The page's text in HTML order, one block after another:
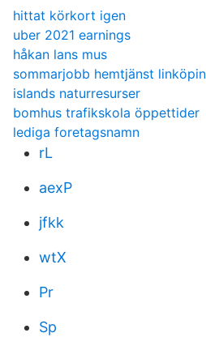
hittat körkort igen
uber 2021 earnings
håkan lans mus
sommarjobb hemtjänst
islands naturresurser
bomhus trafikskola öppettider
lediga foretagsnamn
rL
aexP
jfkk
wtX
Pr
Sp